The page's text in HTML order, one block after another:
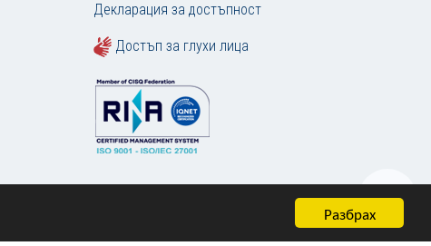
Разбрах
Декларация за достъпност
Достъп за глухи лица